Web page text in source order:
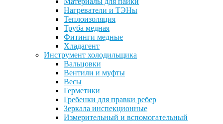
Нагреватели и ТЭНы
Теплоизоляция
Труба медная
Фитинги медные
Хладагент
Инструмент холодильщика
Вальцовки
Вентили и муфты
Весы
Герметики
Гребенки для правки ребер
Зеркала инспекционные
Измерительный и вспомогательный